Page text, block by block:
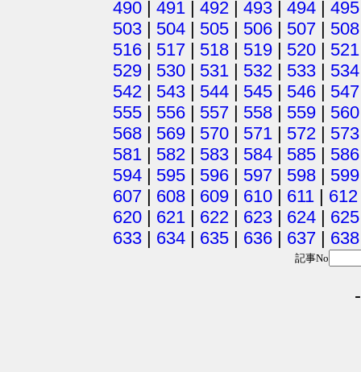
490 | 491 | 492 | 493 | 494 | 495
503 | 504 | 505 | 506 | 507 | 508
516 | 517 | 518 | 519 | 520 | 521
529 | 530 | 531 | 532 | 533 | 534
542 | 543 | 544 | 545 | 546 | 547
555 | 556 | 557 | 558 | 559 | 560
568 | 569 | 570 | 571 | 572 | 573
581 | 582 | 583 | 584 | 585 | 586
594 | 595 | 596 | 597 | 598 | 599
607 | 608 | 609 | 610 | 611 | 612
620 | 621 | 622 | 623 | 624 | 625
633 | 634 | 635 | 636 | 637 | 638
記事No